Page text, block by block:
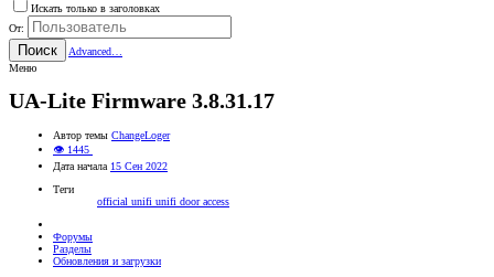
Искать только в заголовках
От:
Поиск
Advanced…
Меню
UA-Lite Firmware 3.8.31.17
Автор темы ChangeLoger
👁 1445
Дата начала 15 Сен 2022
Теги
official unifi unifi door access
Форумы
Разделы
Обновления и загрузки